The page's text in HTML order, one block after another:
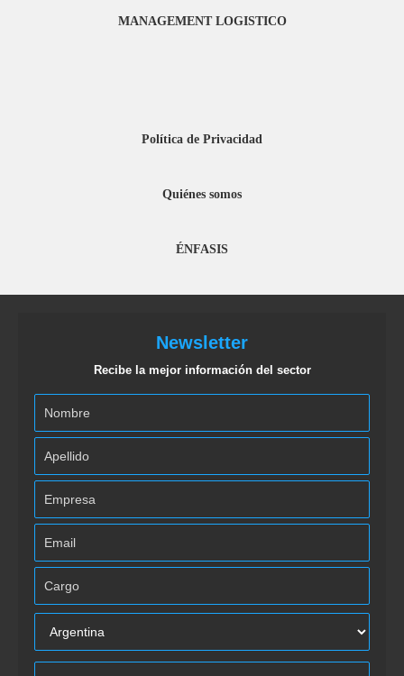
MANAGEMENT LOGISTICO
Política de Privacidad
Quiénes somos
ÉNFASIS
Newsletter
Recibe la mejor información del sector